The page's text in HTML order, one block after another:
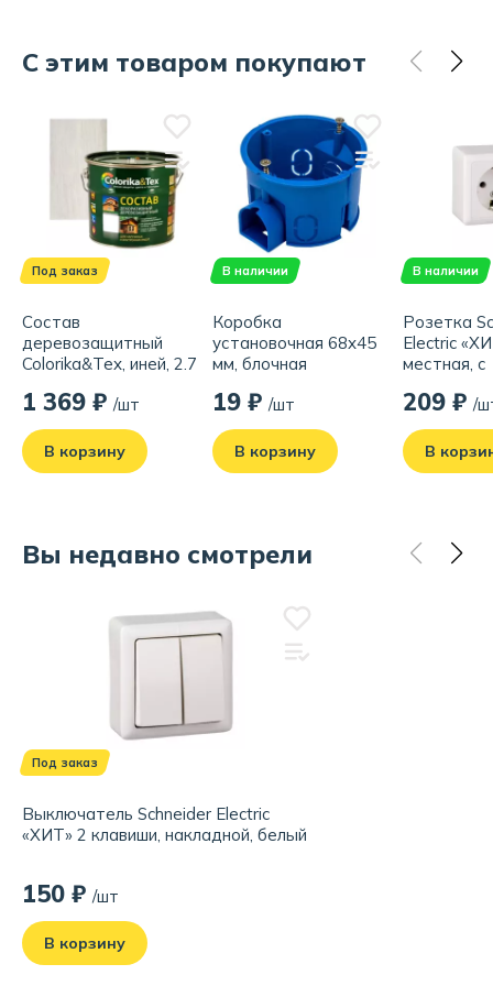
С этим товаром покупают
Под заказ
Состав
деревозащитный
Colorika&Tex, иней, 2.7
1 369 ₽ /шт
В корзину
В наличии
Коробка
установочная 68x45
мм, блочная
19 ₽ /шт
В корзину
В наличии
Розетка
Electric
местная, с
белая
209 ₽ /
В
Вы недавно смотрели
Под заказ
Выключатель Schneider Electric
«ХИТ» 2 клавиши, накладной, белый
150 ₽ /шт
В корзину